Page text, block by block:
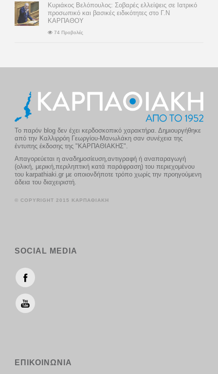
Κυριάκος Βελόπουλος: Σοβαρές ελλείψεις σε Ιατρικό
προσωπικό και βασικές ειδικότητες στο Γ.Ν
ΚΑΡΠΑΘΟΥ
74 Προβολές
Το παρόν blog δεν έχει κερδοσκοπικό χαρακτήρα. Δημιουργήθηκε
από την Καλλιρρόη Γεωργίου-Μανωλάκη σαν συνέχεια της
έντυπης έκδοσης της "ΚΑΡΠΑΘΙΑΚΗΣ".
Απαγορεύεται η αναδημοσίευση,αντιγραφή ή αναπαραγωγή
(ολική, μερική,περιληπτική κατά παράφραση) του περιεχομένου
του karpathiaki.gr με οποιονδήποτε τρόπο χωρίς την προηγούμενη
άδεια του διαχειριστή.
© COPYRIGHT 2015 ΚΑΡΠΑΘΙΑΚΗ
SOCIAL MEDIA
ΕΠΙΚΟΙΝΩΝΙΑ